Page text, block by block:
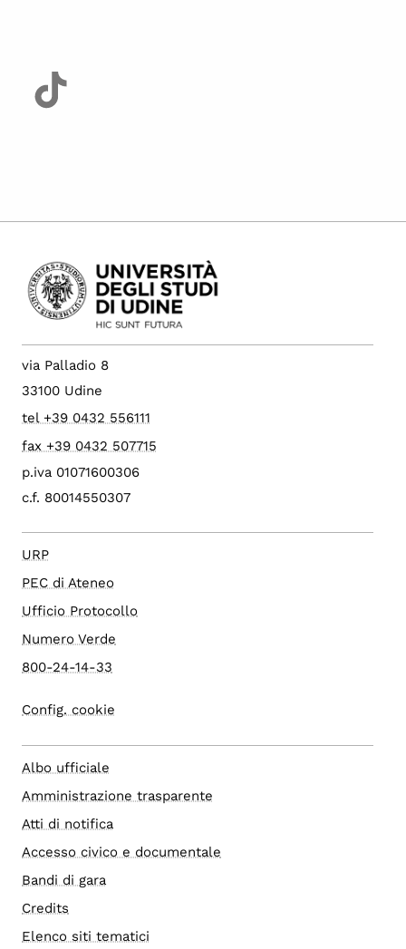
via Palladio 8
33100 Udine
tel +39 0432 556111
fax +39 0432 507715
p.iva 01071600306
c.f. 80014550307
URP
PEC di Ateneo
Ufficio Protocollo
Numero Verde
800-24-14-33
Config. cookie
Albo ufficiale
Amministrazione trasparente
Atti di notifica
Accesso civico e documentale
Bandi di gara
Credits
Elenco siti tematici